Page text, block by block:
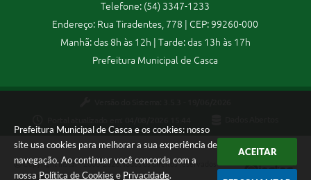
Prefeitura Municipal de Casca e os cookies: nosso
site usa cookies para melhorar a sua experiência de
navegação. Ao continuar você concorda com a
nossa Política de Cookies e Privacidade.
ACEITAR
Telefone: (54) 3347-1233
Endereço: Rua Tiradentes, 778 | CEP: 99260-000
Manhã: das 8h às 12h | Tarde: das 13h às 17h
Prefeitura Municipal de Casca
Copyright Instar - 2006-2026. Todos os direitos reservados -
Instar Tecnologia